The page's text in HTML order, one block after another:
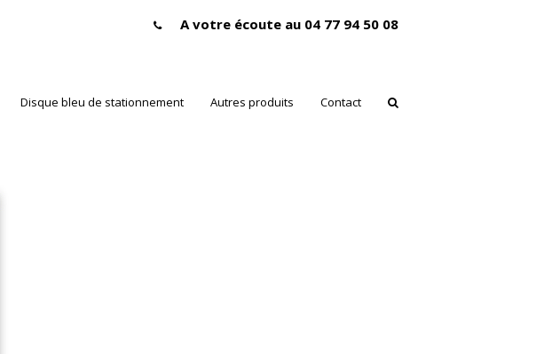
A votre écoute au 04 77 94 50 08
Disque bleu de stationnement Autres produits Contact